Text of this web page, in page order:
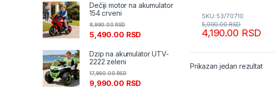
SKU: 53/70710
4,190.00 RSD
5,990.00RSD
Prikazan jedan rezultat
Dečiji motor na akumulator
154 crveni
5,490.00 RSD
8,990.00RSD
Dzip na akumulator UTV-
2222 zeleni
9,990.00 RSD
17,990.00RSD